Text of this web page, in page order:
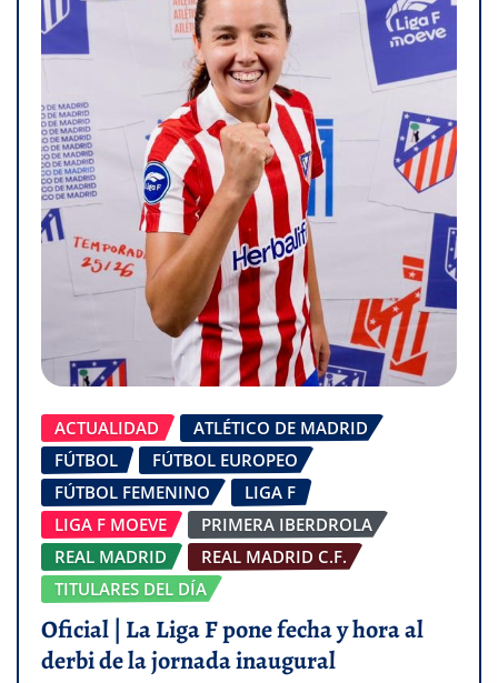
ACTUALIDAD
ATLÉTICO DE MADRID
FÚTBOL
FÚTBOL EUROPEO
FÚTBOL FEMENINO
LIGA F
LIGA F MOEVE
PRIMERA IBERDROLA
REAL MADRID
REAL MADRID C.F.
TITULARES DEL DÍA
Oficial | La Liga F pone fecha y hora al
derbi de la jornada inaugural